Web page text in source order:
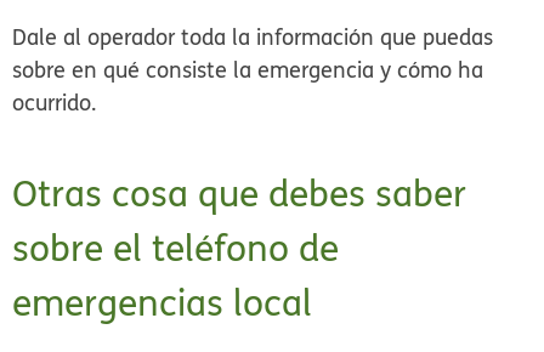
Dale al operador toda la información que puedas
sobre en qué consiste la emergencia y cómo ha
ocurrido.
Otras cosa que debes saber
sobre el teléfono de
emergencias local